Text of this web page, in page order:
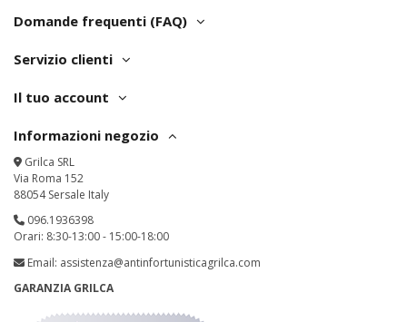
Domande frequenti (FAQ)
Servizio clienti
Il tuo account
Informazioni negozio
Grilca SRL
Via Roma 152
88054 Sersale Italy
096.1936398
Orari: 8:30-13:00 - 15:00-18:00
Email: assistenza@antinfortunisticagrilca.com
GARANZIA GRILCA